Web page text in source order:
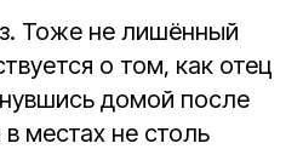
Тоже не лишённый
о том, как отец
домой после
местах не столь